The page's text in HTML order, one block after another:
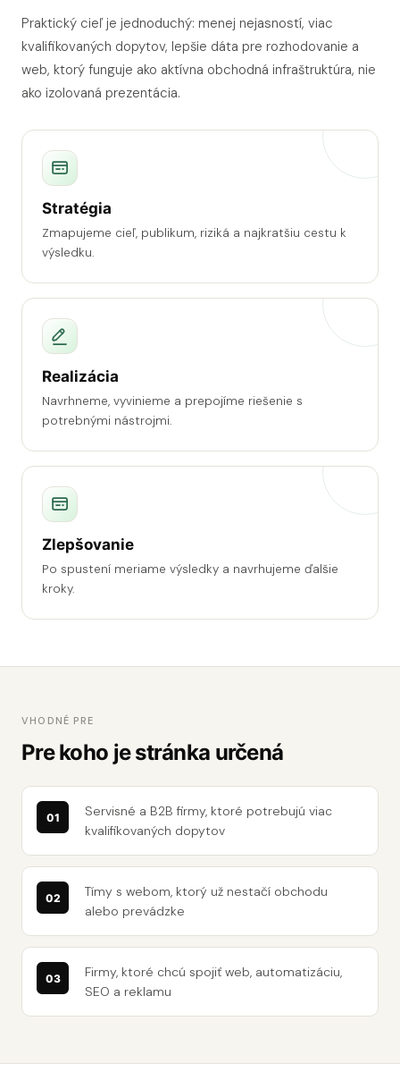
Praktický cieľ je jednoduchý: menej nejasností, viac
kvalifikovaných dopytov, lepšie dáta pre rozhodovanie a
web, ktorý funguje ako aktívna obchodná infraštruktúra, nie
ako izolovaná prezentácia.
Stratégia
Zmapujeme cieľ, publikum, riziká a najkratšiu cestu k
výsledku.
Realizácia
Navrhneme, vyvinieme a prepojíme riešenie s
potrebnými nástrojmi.
Zlepšovanie
Po spustení meriame výsledky a navrhujeme ďalšie
kroky.
VHODNÉ PRE
Pre koho je stránka určená
Servisné a B2B firmy, ktoré potrebujú viac
kvalifikovaných dopytov
Tímy s webom, ktorý už nestačí obchodu
alebo prevádzke
Firmy, ktoré chcú spojiť web, automatizáciu,
SEO a reklamu